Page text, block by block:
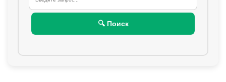
🔍 Поиск